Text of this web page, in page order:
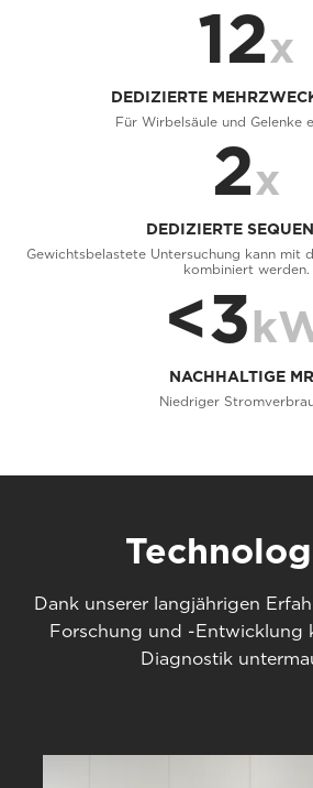
12x
DEDIZIERTE
Für Wirbelsäule und Gelenke
2x
DEDIZIERTE
Gewichtsbelastete Untersuchung kann mit
kombiniert werden.
<3
NACHHALTIGE
Niedriger
Dank unserer langjährigen
Forschung und -Entwicklung
Diagnostik